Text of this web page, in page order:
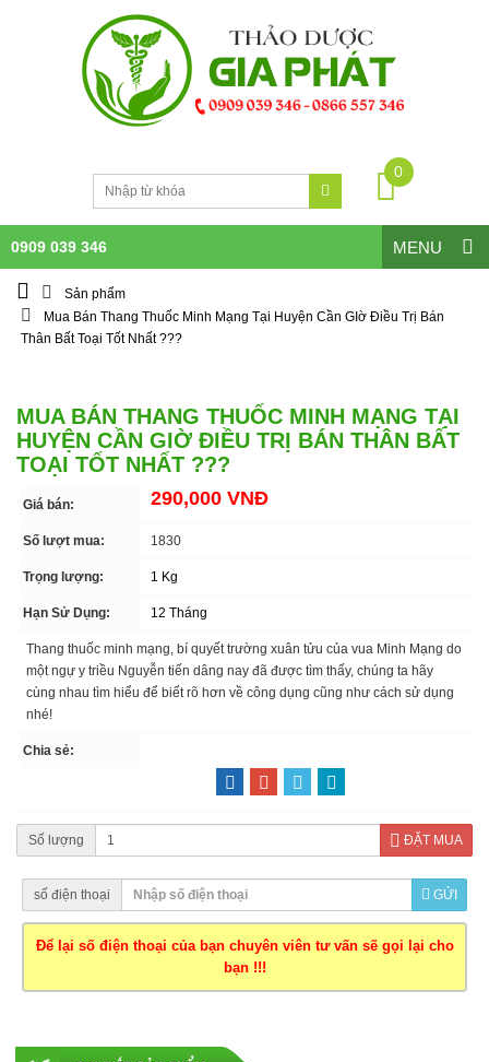
0
MENU
0909 039 346
Sản phẩm
Mua Bán Thang Thuốc Minh Mạng Tại Huyện Cần GIờ Điều Trị Bán
Thân Bất Toại Tốt Nhất ???
MUA BÁN THANG THUỐC MINH MẠNG TẠI
HUYỆN CẦN GIỜ ĐIỀU TRỊ BÁN THÂN BẤT
TOẠI TỐT NHẤT ???
Giá bán: 290,000 VNĐ
Số lượt mua: 1830
Trọng lượng: 1 Kg
Hạn Sử Dụng: 12 Tháng
Thang thuốc minh mạng, bí quyết trường xuân tửu của vua Minh Mạng do
một ngự y triều Nguyễn tiến dâng nay đã được tìm thấy, chúng ta hãy
cùng nhau tìm hiểu để biết rõ hơn về công dụng cũng như cách sử dụng
nhé!
Chia sẻ:
Số lượng ĐẶT MUA
số điện thoại GỬI
Để lại số điện thoại của bạn chuyên viên tư vấn sẽ gọi lại cho
bạn !!!